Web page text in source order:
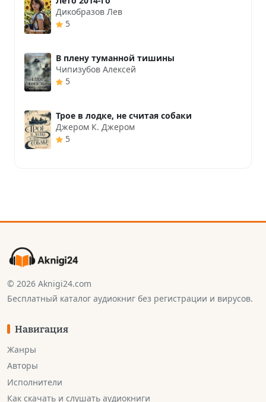
Дикобразов Лев
5
В плену туманной тишины
Чипизубов Алексей
5
Трое в лодке, не считая собаки
Джером К. Джером
5
© 2026 Aknigi24.com
Бесплатный каталог аудиокниг без регистрации и вирусов.
Навигация
Жанры
Авторы
Исполнители
Как скачать и слушать аудиокниги